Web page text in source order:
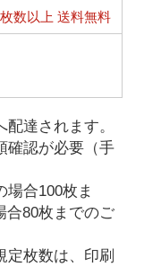
数以上 送料無料
達されます。
確認が必要（手
合100枚ま
合80枚までのご
定枚数は、印刷